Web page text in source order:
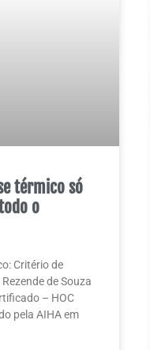
térmico só
o
Critério de
de Souza
– HOC
pela AIHA em